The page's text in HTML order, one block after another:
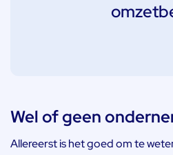
Wel of geen
Allereerst is het goed om te